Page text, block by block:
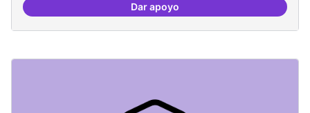
Dar apoyoArtistes i programari lliure